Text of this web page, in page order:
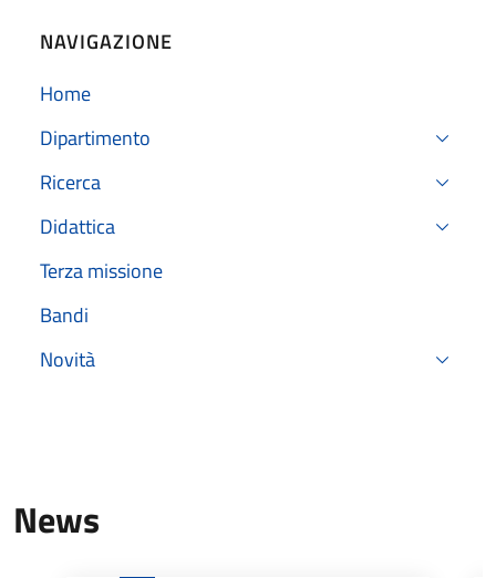
NAVIGAZIONE
Home
Dipartimento
Ricerca
Didattica
Terza missione
Bandi
Novità
News